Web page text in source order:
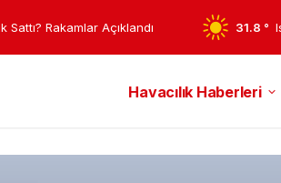
Rakamlar Açıklandı 31.8 °
Havacılık Haberleri